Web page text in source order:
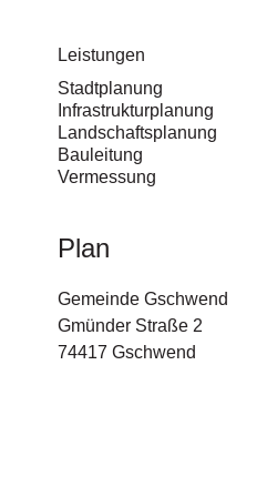
Leistungen
Stadtplanung
Infrastrukturplanung
Landschaftsplanung
Bauleitung
Vermessung
Plan
Gemeinde Gschwend
Gmünder Straße 2
74417 Gschwend